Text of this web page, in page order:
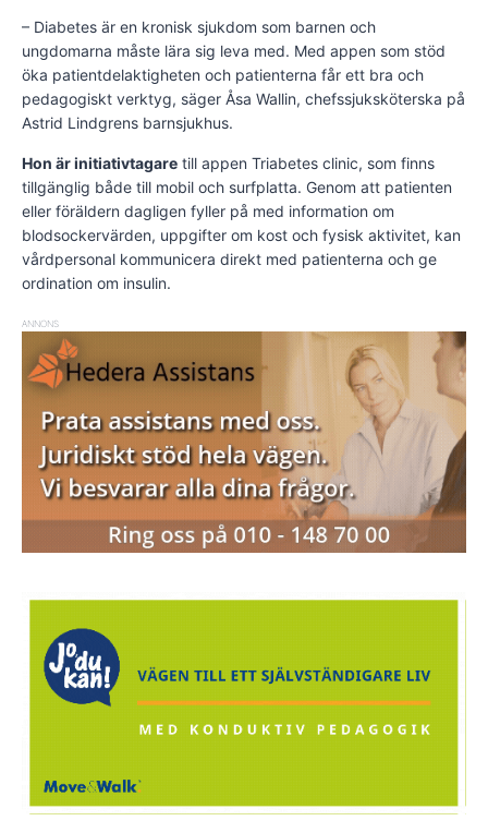
– Diabetes är en kronisk sjukdom som barnen och
ungdomarna måste lära sig leva med. Med appen som stöd
öka patientdelaktigheten och patienterna får ett bra och
pedagogiskt verktyg, säger Åsa Wallin, chefssjuksköterska på
Astrid Lindgrens barnsjukhus.
Hon är initiativtagare till appen Triabetes clinic, som finns
tillgänglig både till mobil och surfplatta. Genom att patienten
eller föräldern dagligen fyller på med information om
blodsockervärden, uppgifter om kost och fysisk aktivitet, kan
vårdpersonal kommunicera direkt med patienterna och ge
ordination om insulin.
ANNONS